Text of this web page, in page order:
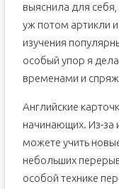
выяснила для
уж потом артикли
изучения
особый упор я
временами и
Английские
начинающих. Из-за
можете учить
небольших
особой технике